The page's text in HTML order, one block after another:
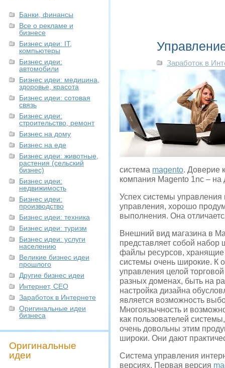
Банки, финансы
Все о рекламе и
бизнесе
Бизнес идеи: IT,
компьютеры
Бизнес идеи:
автомобили
Бизнес идеи: медицина,
здоровье, красота
Бизнес идеи: сотовая
связь
Бизнес идеи:
строительство, ремонт
Бизнес на дому
Бизнес на еде
Бизнес идеи: животные,
растения (сельский
бизнес)
Бизнес идеи:
недвижимость
Бизнес идеи:
производство
Бизнес идеи: техника
Бизнес идеи: туризм
Бизнес идеи: услуги
населению
Великие бизнес идеи
прошлого
Другие бизнес идеи
Интернет, СЕО
Заработок в Интернете
Оригинальные идеи
бизнеса
Оригинальные
идеи
Заработок в
система magento. Доверие
компания Magento 1nc –
Успех системы управления
управления, хорошо
выполнения. Она
Внешний вид магазина в
представляет собой
файлы ресурсов, хранящие
системы очень широкие. К
управления целой
разных доменах, быть на
настройка дизайна
является возможность
Многоязычность и
как пользователей
очень довольны этим
широки. Они дают
Система управления
версиях. Первая версия